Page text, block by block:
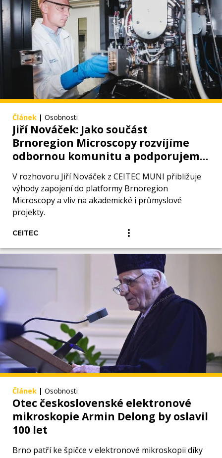
Článek | Osobnosti
Jiří Nováček: Jako součást
Brnoregion Microscopy rozvíjíme
odbornou komunitu a podporujeme
inovace v mikroskopii
V rozhovoru Jiří Nováček z CEITEC MUNI přibližuje
výhody zapojení do platformy Brnoregion
Microscopy a vliv na akademické i průmyslové
projekty.
CEITEC
Článek | Osobnosti
Otec československé elektronové
mikroskopie Armin Delong by oslavil
100 let
Brno patří ke špičce v elektronové mikroskopii díky